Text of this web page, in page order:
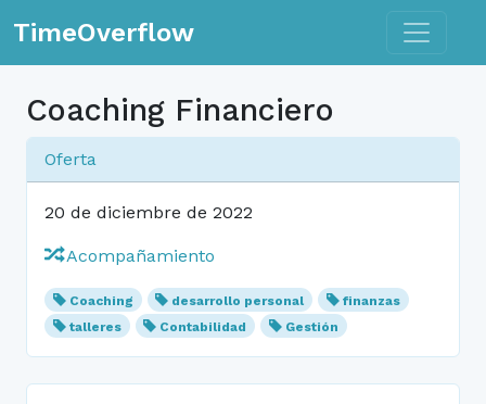
TimeOverflow Toggle
Coaching Financiero
Oferta
20 de diciembre de 2022
Acompañamiento
Coaching desarrollo personal
finanzas
talleres
Contabilidad Gestión